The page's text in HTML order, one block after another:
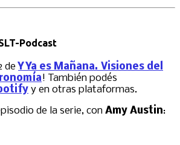
Podcast
deY Ya es Mañana. Visiones del
! También podés
y en otras plataformas.
de la serie, con Amy Austin: